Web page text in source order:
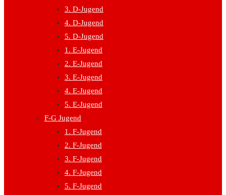
3. D-Jugend
4. D-Jugend
5. D-Jugend
1. E-Jugend
2. E-Jugend
3. E-Jugend
4. E-Jugend
5. E-Jugend
F-G Jugend
1. F-Jugend
2. F-Jugend
3. F-Jugend
4. F-Jugend
5. F-Jugend